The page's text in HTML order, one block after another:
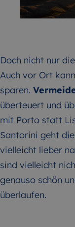
Doch nicht nur
Auch vor Ort
sparen.
überteuert und
mit Porto statt
Santorini geht
vielleicht lieber
sind vielleicht
genauso schön